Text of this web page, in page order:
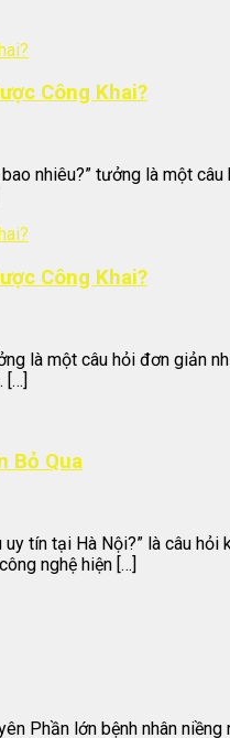
Công Khai?
nhiêu?” tưởng là một
Công Khai?
là một câu hỏi đơn giản
[…]
Bỏ Qua
tín tại Hà Nội?” là câu
nghệ hiện […]
Phần lớn bệnh nhân